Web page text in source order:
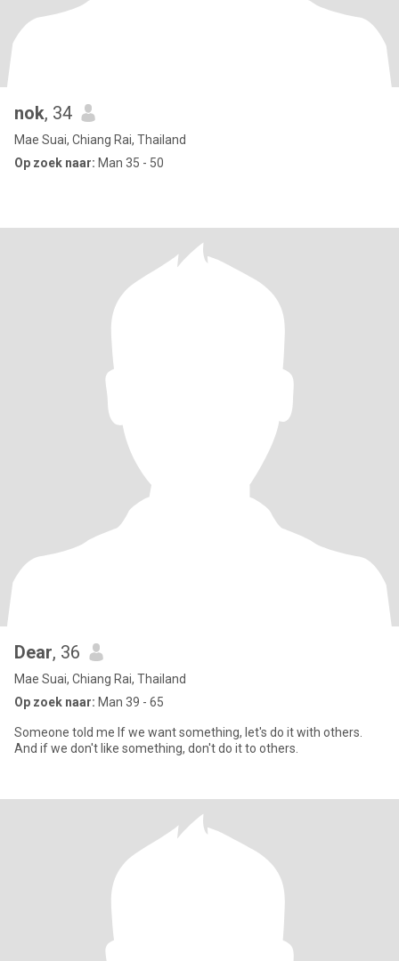
nok, 34
Mae Suai, Chiang Rai, Thailand
Op zoek naar: Man 35 - 50
Dear, 36
Mae Suai, Chiang Rai, Thailand
Op zoek naar: Man 39 - 65
Someone told me If we want something, let's do it with others.
And if we don't like something, don't do it to others.